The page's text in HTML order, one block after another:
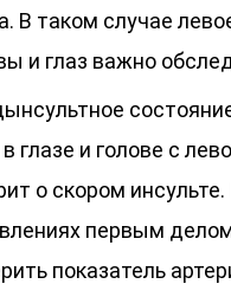
В таком случае
и глаз важно
глазе и голове с
о скором
первым
показатель